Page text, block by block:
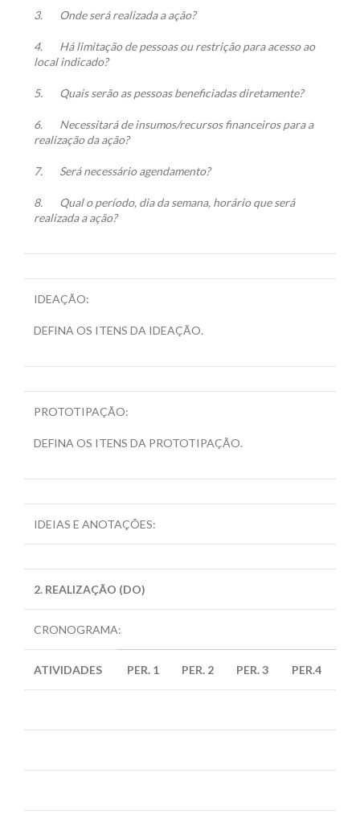
3. Onde será realizada a ação?
4. Há limitação de pessoas ou restrição para acesso ao
local indicado?
5. Quais serão as pessoas beneficiadas diretamente?
6. Necessitará de insumos/recursos financeiros para a
realização da ação?
7. Será necessário agendamento?
8. Qual o período, dia da semana, horário que será
realizada a ação?
IDEAÇÃO:
DEFINA OS ITENS DA IDEAÇÃO.
PROTOTIPAÇÃO:
DEFINA OS ITENS DA PROTOTIPAÇÃO.
IDEIAS E ANOTAÇÕES:
2. REALIZAÇÃO (DO)
CRONOGRAMA:
ATIVIDADES PER. 1 PER. 2 PER. 3 PER.4